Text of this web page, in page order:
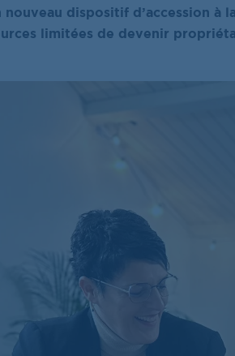
nouveau dispositif d’accession à
limitées de devenir